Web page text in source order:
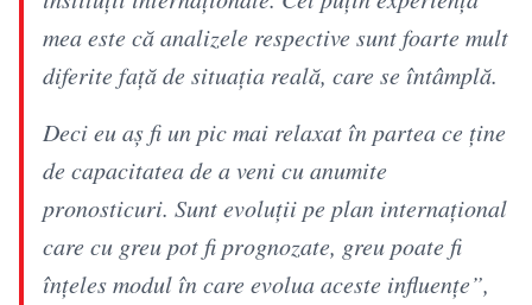
mea este că analizele respective sunt foarte mult
diferite faţă de situaţia reală, care se întâmplă.
Deci eu aş fi un pic mai relaxat în partea ce ţine
de capacitatea de a veni cu anumite
pronosticuri. Sunt evoluţii pe plan internaţional
care cu greu pot fi prognozate, greu poate fi
înţeles modul în care evolua aceste influenţe”,